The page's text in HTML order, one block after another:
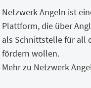
Netzwerk Angeln ist
Plattform, die über
als Schnittstelle für all
fördern wollen.
Mehr zu Netzwerk